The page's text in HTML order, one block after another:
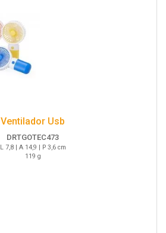
Ventilador Usb
DRTGOTEC473
L 7,8 | A 14,9 | P 3,6 cm
119 g